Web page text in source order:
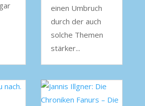
einen Umbruch
durch der auch
solche Themen
stärker...